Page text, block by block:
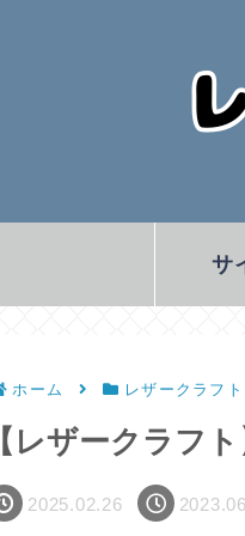
サ
ホーム レザークラフト
【レザークラフ
2025.02.26